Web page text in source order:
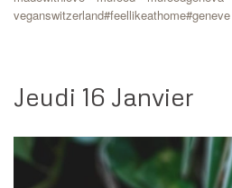
veganswitzerland#feellikeathome#geneve
Jeudi 16 Janvier